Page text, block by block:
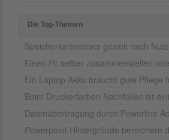
Die Top-Themen
Speicherkartenleser gezielt nach
Einen Pc selber zusammenstellen
Ein Laptop Akku braucht gute Pflege
Beim Druckerfarben Nachfüllen ist
Datenübertragung durch Powerline
Powerpoint Hintergründe bereichern